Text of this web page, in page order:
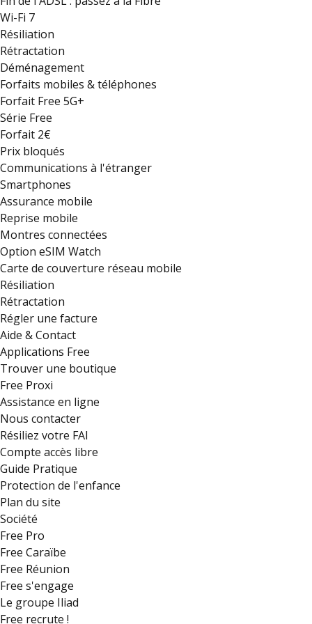
Wi-Fi 7
Résiliation
Rétractation
Déménagement
Forfaits mobiles & téléphones
Forfait Free 5G+
Série Free
Forfait 2€
Prix bloqués
Communications à l'étranger
Smartphones
Assurance mobile
Reprise mobile
Montres connectées
Option eSIM Watch
Carte de couverture réseau mobile
Résiliation
Rétractation
Régler une facture
Aide & Contact
Applications Free
Trouver une boutique
Free Proxi
Assistance en ligne
Nous contacter
Résiliez votre FAI
Compte accès libre
Guide Pratique
Protection de l'enfance
Plan du site
Société
Free Pro
Free Caraïbe
Free Réunion
Free s'engage
Le groupe Iliad
Free recrute !